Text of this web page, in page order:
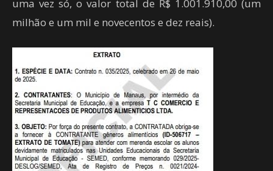
uma vez só, o valor total de R$ 1.001.910,00 (um
milhão e um mil e novecentos e dez reais).